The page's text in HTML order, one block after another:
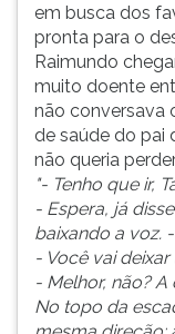
em busca dos
pronta para o
Raimundo
muito doente
não conversava
de saúde do pai
não queria
"- Tenho que ir,
- Espera, já
baixando a voz.
- Você vai
- Melhor, não?
No topo da